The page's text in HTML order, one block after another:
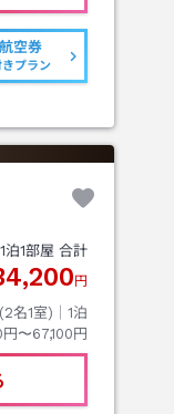
航空券
きプラン
1泊1部屋 合計
円
2名1室)｜ 1泊
〜67,100円